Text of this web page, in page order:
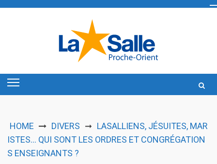
HOME DIVERS ➞ LASALLIENS, JÉSUITES, MAR
ISTES… QUI SONT LES ORDRES ET CONGRÉGATION
S ENSEIGNANTS ?